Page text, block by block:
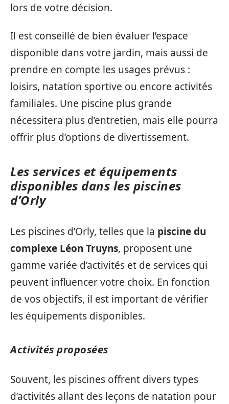
lors de votre décision.
Il est conseillé de bien évaluer l’espace
disponible dans votre jardin, mais aussi de
prendre en compte les usages prévus :
loisirs, natation sportive ou encore activités
familiales. Une piscine plus grande
nécessitera plus d’entretien, mais elle pourra
offrir plus d’options de divertissement.
Les services et équipements
disponibles dans les piscines
d’Orly
Les piscines d’Orly, telles que la piscine du
complexe Léon Truyns, proposent une
gamme variée d’activités et de services qui
peuvent influencer votre choix. En fonction
de vos objectifs, il est important de vérifier
les équipements disponibles.
Activités proposées
Souvent, les piscines offrent divers types
d’activités allant des leçons de natation pour